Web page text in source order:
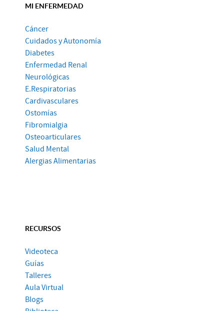
MI ENFERMEDAD
Cáncer
Cuidados y Autonomía
Diabetes
Enfermedad Renal
Neurológicas
E.Respiratorias
Cardivasculares
Ostomías
Fibromialgia
Osteoarticulares
Salud Mental
Alergias Alimentarias
RECURSOS
Videoteca
Guías
Talleres
Aula Virtual
Blogs